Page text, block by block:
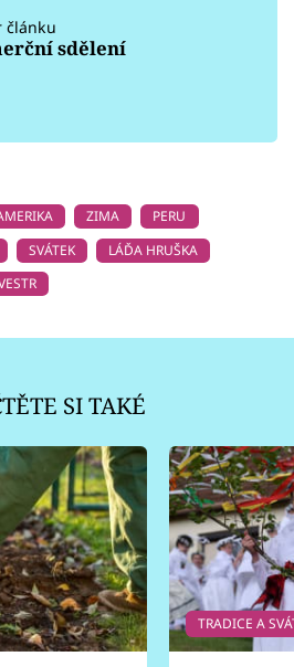
článku
sdělení
ZIMA
PERU
SVÁTEK
LÁĎA HRUŠKA
SI TAKÉ
TRADICE A